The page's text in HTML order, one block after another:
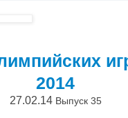
2014
27.02.14Выпуск 35